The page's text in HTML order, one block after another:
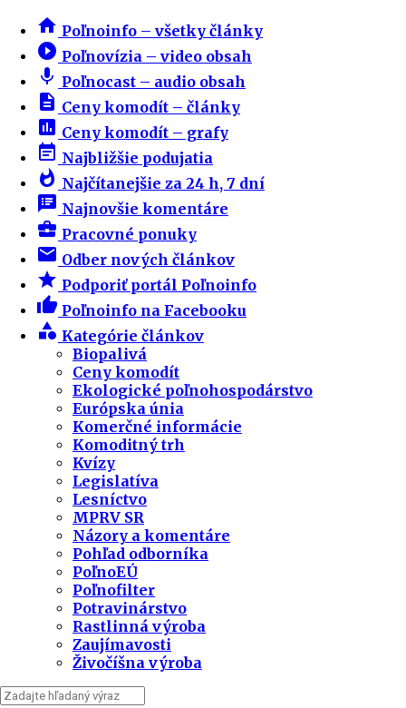
home Poľnoinfo – všetky články
play_circle_filled Poľnovízia – video obsah
mic Poľnocast – audio obsah
description Ceny komodít – články
insert_chart Ceny komodít – grafy
event_note Najbližšie podujatia
whatshot Najčítanejšie za 24 h, 7 dní
speaker_notes Najnovšie komentáre
business_center Pracovné ponuky
email Odber nových článkov
star Podporiť portál Poľnoinfo
thumb_up Poľnoinfo na Facebooku
category Kategórie článkov
Biopalivá
Ceny komodít
Ekologické poľnohospodárstvo
Európska únia
Komerčné informácie
Komoditný trh
Kvízy
Legislatíva
Lesníctvo
MPRV SR
Názory a komentáre
Pohľad odborníka
PoľnoEÚ
Poľnofilter
Potravinárstvo
Rastlinná výroba
Zaujímavosti
Živočíšna výroba